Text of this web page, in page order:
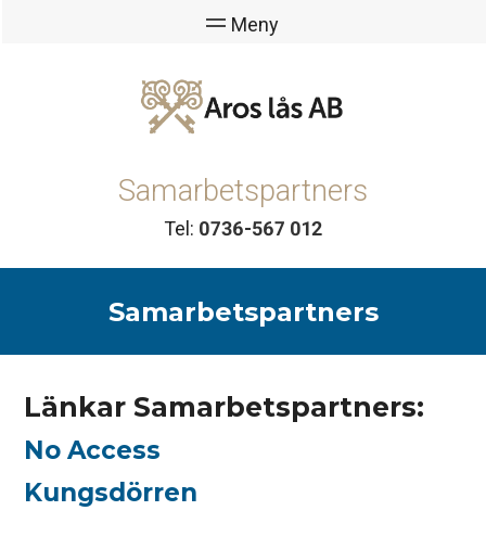
Samarbetspartners
Tel: 0736-567 012
Samarbetspartners
Länkar Samarbetspartners:
No Access
Kungsdörren